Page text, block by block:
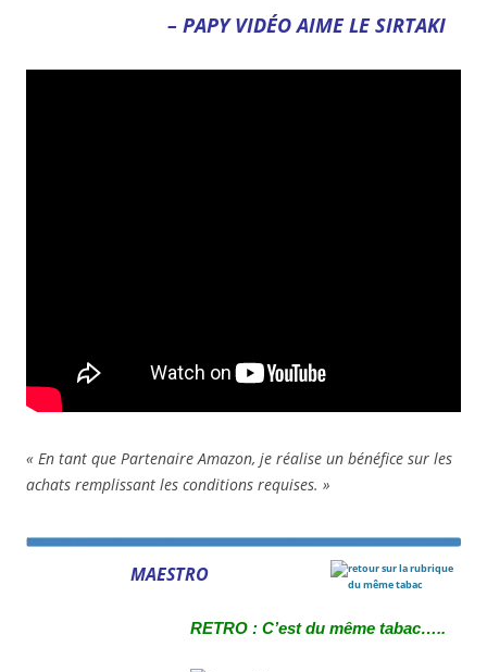
– PAPY VIDÉO AIME LE SIRTAKI
« En tant que Partenaire Amazon, je réalise un bénéfice sur les
achats remplissant les conditions requises. »
MAESTRO
RETRO : C’est du même tabac…..